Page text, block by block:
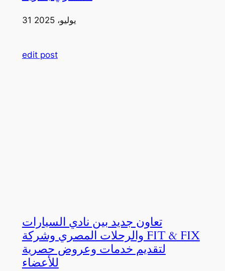
31 يوليو، 2025
edit post
تعاون جديد بين نادي السيارات
والرحلات المصري وشركة FIT & FIX
لتقديم خدمات وعروض حصرية
للأعضاء